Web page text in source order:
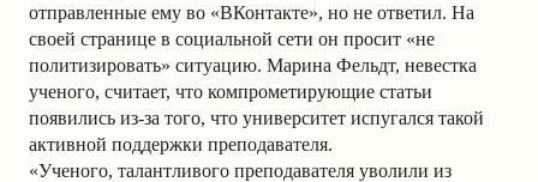
отправленные ему во «ВКонтакте», но не ответил. На
своей странице в социальной сети он просит «не
политизировать» ситуацию. Марина Фельдт, невестка
ученого, считает, что компрометирующие статьи
появились из-за того, что университет испугался такой
активной поддержки преподавателя.
«Ученого, талантливого преподавателя уволили из